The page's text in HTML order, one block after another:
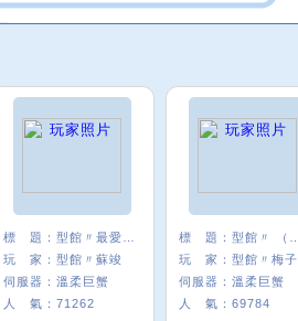
標 題：
玩 家： 型館〃蘇竣
伺服器： 溫柔巨蟹
人 氣： 71262
標 題：
玩 家： 型館〃梅子
伺服器： 溫柔巨蟹
人 氣： 69784